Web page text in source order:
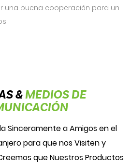
una buena cooperación para un
&MEDIOS DE
Sinceramente a Amigos en el
para que nos Visiten y
que Nuestros Productos